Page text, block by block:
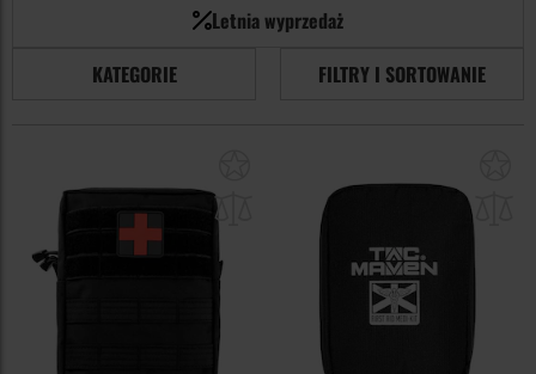
Letnia wyprzedaż
KATEGORIE
FILTRY I SORTOWANIE
schowka